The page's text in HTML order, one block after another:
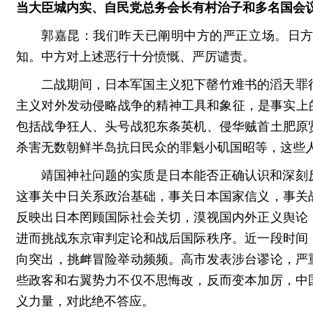
当大臣城内实、自民党总务会长有村治子和多名国
郭嘉昆：我们昨天已阐明中方的严正立场。日
知。中方对上述恶行十分愤慨、严厉谴责。
二战期间，日本军国主义犯下罄竹难书的滔天
主义对外发动侵略战争的精神工具和象征，是事实
包括战争狂人、头号战犯东条英机、侵华贼首土肥
杀害无数朝鲜半岛抗日民众的罪魁小矶国昭等，这
靖国神社问题的实质是日本能否正确认识和深
这事关中日关系政治基础，事关日本国家信义，事
反映出日本罔顾国际社会关切，漠视国内外正义舆
进而挑战东京审判定论和战后国际秩序。近一段时
向突出，挑衅冒险举动频频。高市发表涉台谬论，
些政客和右翼势力不仅不思悔改，反而变本加厉，
义力量，对此绝不答应。